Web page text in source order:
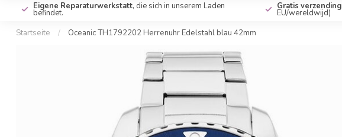
Eigene Reparaturwerkstatt, die sich in unserem Laden
befindet.
Gratis verzending
EU/wereldwijd)
Startseite / Oceanic TH1792202 Herrenuhr Edelstahl blau 42mm